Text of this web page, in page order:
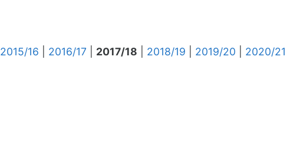
2015/16 2016/17 2017/18 2018/19 2019/20
2020/21